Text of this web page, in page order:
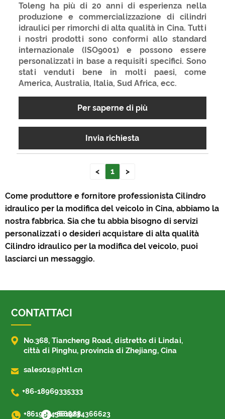
Toleng ha più di 20 anni di esperienza nella
produzione e commercializzazione di cilindri
idraulici per rimorchi di alta qualità in Cina. Tutti
i nostri prodotti sono conformi allo standard
internazionale (ISO9001) e possono essere
personalizzati in base a requisiti specifici. Sono
stati venduti bene in molti paesi, come
America, Australia, Italia, Sud Africa, ecc.
Per saperne di più
Invia richiesta
< 1 >
Come produttore e fornitore professionista Cilindro
idraulico per la modifica del veicolo in Cina, abbiamo la
nostra fabbrica. Sia che tu abbia bisogno di servizi
personalizzati o desideri acquistare di alta qualità
Cilindro idraulico per la modifica del veicolo, puoi
lasciarci un messaggio.
CONTATTACI

No.368, Tiancheng Road, distretto di Lindai,
città di Pinghu, provincia di Zhejiang, Cina
 sales01@phtl.cn
 +86-18969335333
+8619884366623+8619884366623